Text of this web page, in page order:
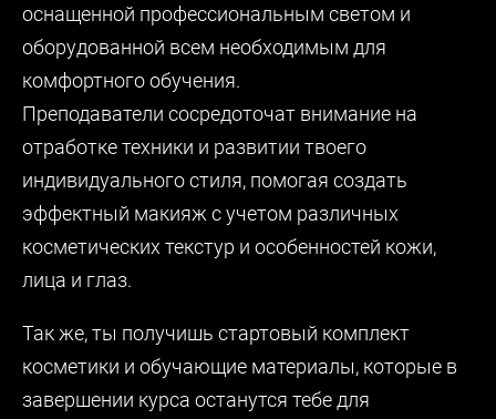
оснащенной профессиональным светом и
оборудованной всем необходимым для
комфортного обучения.
Преподаватели сосредоточат внимание на
отработке техники и развитии твоего
индивидуального стиля, помогая создать
эффектный макияж с учетом различных
косметических текстур и особенностей кожи,
лица и глаз.
Так же, ты получишь стартовый комплект
косметики и обучающие материалы, которые в
завершении курса останутся тебе для